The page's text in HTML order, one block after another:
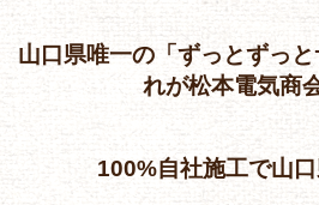
山口県唯一の「ずっとずっ
れが松本電気商
100%自社施工で山